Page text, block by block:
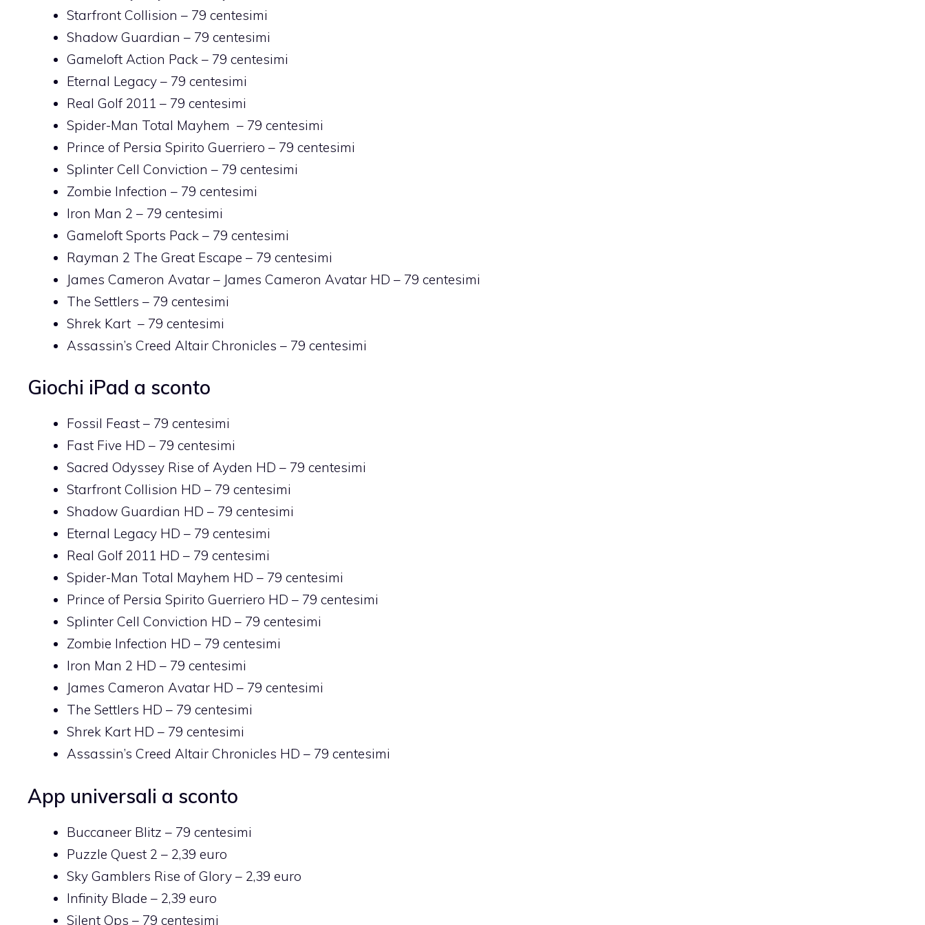
Starfront Collision – 79 centesimi
Shadow Guardian – 79 centesimi
Gameloft Action Pack – 79 centesimi
Eternal Legacy – 79 centesimi
Real Golf 2011 – 79 centesimi
Spider-Man Total Mayhem – 79 centesimi
Prince of Persia Spirito Guerriero – 79 centesimi
Splinter Cell Conviction – 79 centesimi
Zombie Infection – 79 centesimi
Iron Man 2 – 79 centesimi
Gameloft Sports Pack – 79 centesimi
Rayman 2 The Great Escape – 79 centesimi
James Cameron Avatar – James Cameron Avatar HD – 79 centesimi
The Settlers – 79 centesimi
Shrek Kart – 79 centesimi
Assassin’s Creed Altair Chronicles – 79 centesimi
Giochi iPad a sconto
Fossil Feast – 79 centesimi
Fast Five HD – 79 centesimi
Sacred Odyssey Rise of Ayden HD – 79 centesimi
Starfront Collision HD – 79 centesimi
Shadow Guardian HD – 79 centesimi
Eternal Legacy HD – 79 centesimi
Real Golf 2011 HD – 79 centesimi
Spider-Man Total Mayhem HD – 79 centesimi
Prince of Persia Spirito Guerriero HD – 79 centesimi
Splinter Cell Conviction HD – 79 centesimi
Zombie Infection HD – 79 centesimi
Iron Man 2 HD – 79 centesimi
James Cameron Avatar HD – 79 centesimi
The Settlers HD – 79 centesimi
Shrek Kart HD – 79 centesimi
Assassin’s Creed Altair Chronicles HD – 79 centesimi
App universali a sconto
Buccaneer Blitz – 79 centesimi
Puzzle Quest 2 – 2,39 euro
Sky Gamblers Rise of Glory – 2,39 euro
Infinity Blade – 2,39 euro
Silent Ops – 79 centesimi